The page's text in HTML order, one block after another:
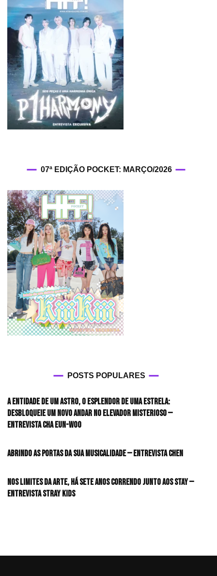
07ª EDIÇÃO POCKET: MARÇO/2026
POSTS POPULARES
A entidade de um astro, o esplendor de uma estrela:
desbloqueie um novo andar no elevador misterioso —
Entrevista CHA EUN-WOO
Abrindo as portas da sua musicalidade — Entrevista CHEN
Nos limites da arte, há sete anos correndo junto aos STAY —
Entrevista Stray Kids